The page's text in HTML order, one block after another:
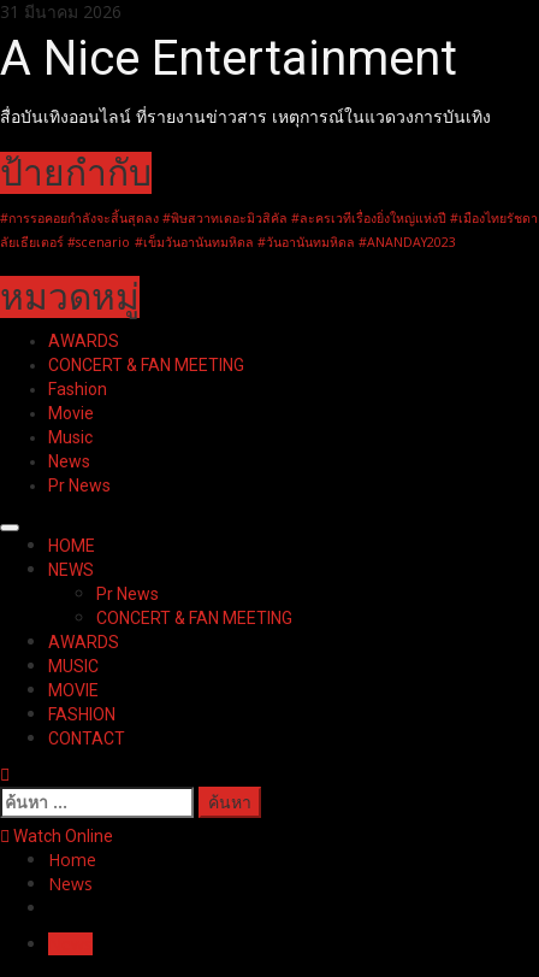
Skip
to
content
31 มีนาคม 2026
A Nice Entertainment
สื่อบันเทิงออนไลน์ ที่รายงานข่าวสาร เหตุการณ์ในแวดวงการบันเทิง
ป้ายกำกับ
#การรอคอยกำลังจะสิ้นสุดลง #พิษสวาทเดอะมิวสิคัล #ละครเวทีเรื่องยิ่งใหญ่แห่งปี #เมืองไทยรัชดา
ลัยเธียเตอร์ #scenario #เข็มวันอานันทมหิดล #วันอานันทมหิดล #ANANDAY2023
หมวดหมู่
AWARDS
CONCERT & FAN MEETING
Fashion
Movie
Music
News
Pr News
Primary
Menu
HOME
NEWS
Pr News
CONCERT & FAN MEETING
AWARDS
MUSIC
MOVIE
FASHION
CONTACT
ค้นหา
สำหรับ:
Watch Online
Home
News